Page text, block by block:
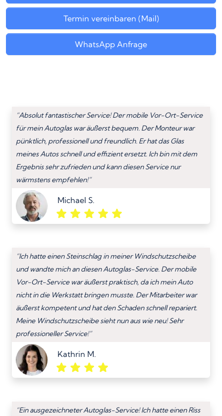
Termin vereinbaren (Mail)
WhatsApp Anfrage
“Absolut fantastischer Service! Der mobile Vor-Ort-Service
für mein Autoglas war äußerst bequem. Der Monteur war
pünktlich, professionell und freundlich. Er hat das Glas
meines Autos schnell und effizient ersetzt. Ich bin mit dem
Ergebnis sehr zufrieden und kann diesen Service nur
wärmstens empfehlen!”
Michael S.
“Ich hatte einen Steinschlag in meiner Windschutzscheibe
und wandte mich an diesen Autoglas-Service. Der mobile
Vor-Ort-Service war äußerst praktisch, da ich mein Auto
nicht in die Werkstatt bringen musste. Der Mitarbeiter war
äußerst kompetent und hat den Schaden schnell repariert.
Meine Windschutzscheibe sieht nun aus wie neu! Sehr
professioneller Service!”
Kathrin M.
“Ein ausgezeichneter Autoglas-Service! Ich hatte einen Riss